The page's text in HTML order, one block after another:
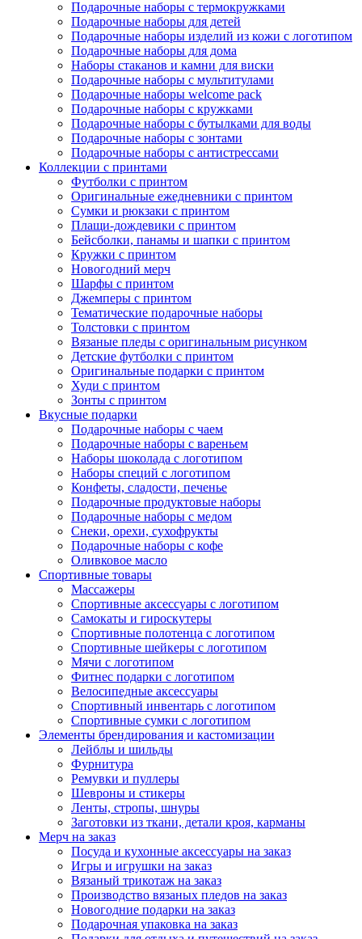
Подарочные наборы с термокружками
Подарочные наборы для детей
Подарочные наборы изделий из кожи с логотипом
Подарочные наборы для дома
Наборы стаканов и камни для виски
Подарочные наборы с мультитулами
Подарочные наборы welcome pack
Подарочные наборы с кружками
Подарочные наборы с бутылками для воды
Подарочные наборы с зонтами
Подарочные наборы с антистрессами
Коллекции с принтами
Футболки с принтом
Оригинальные ежедневники с принтом
Сумки и рюкзаки с принтом
Плащи-дождевики с принтом
Бейсболки, панамы и шапки с принтом
Кружки с принтом
Новогодний мерч
Шарфы с принтом
Джемперы с принтом
Тематические подарочные наборы
Толстовки с принтом
Вязаные пледы с оригинальным рисунком
Детские футболки с принтом
Оригинальные подарки с принтом
Худи с принтом
Зонты с принтом
Вкусные подарки
Подарочные наборы с чаем
Подарочные наборы с вареньем
Наборы шоколада с логотипом
Наборы специй с логотипом
Конфеты, сладости, печенье
Подарочные продуктовые наборы
Подарочные наборы с медом
Снеки, орехи, сухофрукты
Подарочные наборы с кофе
Оливковое масло
Спортивные товары
Массажеры
Спортивные аксессуары с логотипом
Самокаты и гироскутеры
Спортивные полотенца с логотипом
Спортивные шейкеры с логотипом
Мячи с логотипом
Фитнес подарки с логотипом
Велосипедные аксессуары
Спортивный инвентарь с логотипом
Спортивные сумки с логотипом
Элементы брендирования и кастомизации
Лейблы и шильды
Фурнитура
Ремувки и пуллеры
Шевроны и стикеры
Ленты, стропы, шнуры
Заготовки из ткани, детали кроя, карманы
Мерч на заказ
Посуда и кухонные аксессуары на заказ
Игры и игрушки на заказ
Вязаный трикотаж на заказ
Производство вязаных пледов на заказ
Новогодние подарки на заказ
Подарочная упаковка на заказ